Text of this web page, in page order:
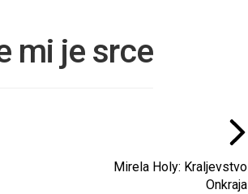
mi je srce
Mirela Holy: Kraljevstvo
Onkraja